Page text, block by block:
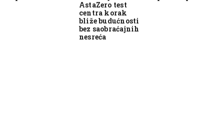
AstaZero test
centra korak
bliže budućnosti
bez saobraćajnih
nesreća